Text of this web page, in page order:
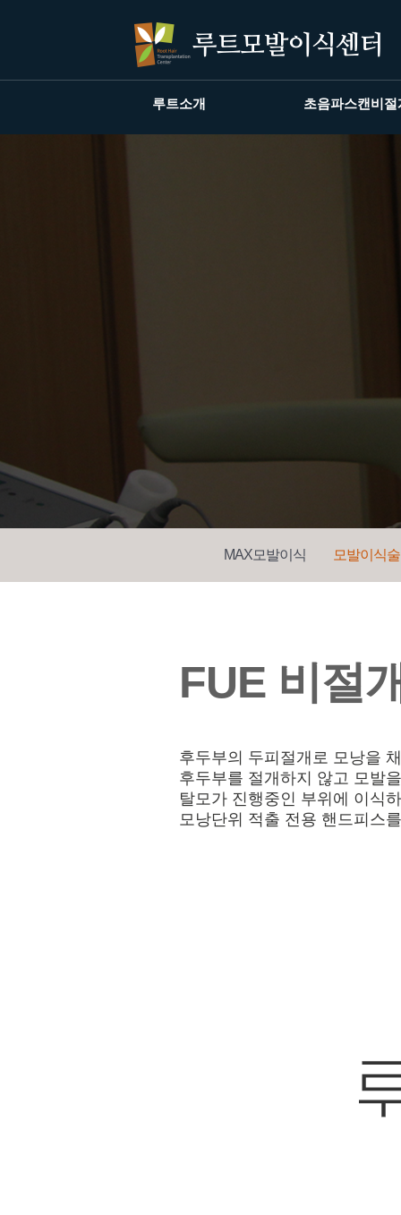
루트소개 초음파스캔비절
MAX모발이식 모발이식술
FUE 비절
후두부의 두피절개로 모낭을
후두부를 절개하지 않고 모발
탈모가 진행중인 부위에 이식
모낭단위 적출 전용 핸드피스